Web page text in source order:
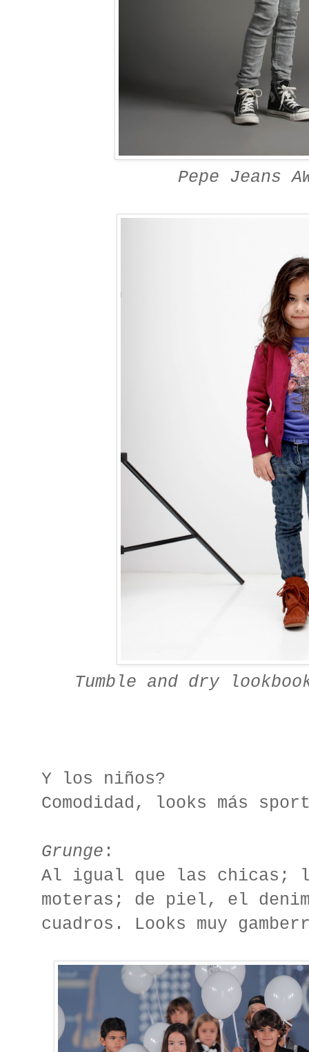
Pepe Jeans
Tumble and dry
Y los niños?
Comodidad, looks más
Grunge :
Al igual que las chicas;
moteras; de piel, el
cuadros. Looks muy